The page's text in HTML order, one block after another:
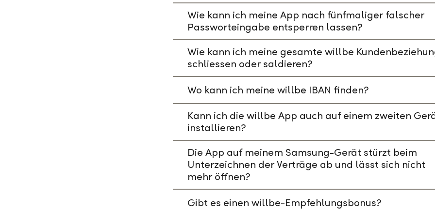
Wie kann ich meine App nach fünfmaliger falscher
Passworteingabe entsperren lassen?
Wie kann ich meine gesamte willbe
schliessen oder saldieren?
Wo kann ich meine willbe IBAN finden?
Kann ich die willbe App auch auf einem zweiten
installieren?
Die App auf meinem Samsung-Gerät stürzt beim
Unterzeichnen der Verträge ab und lässt sich nicht
mehr öffnen?
Gibt es einen willbe-Empfehlungsbonus?